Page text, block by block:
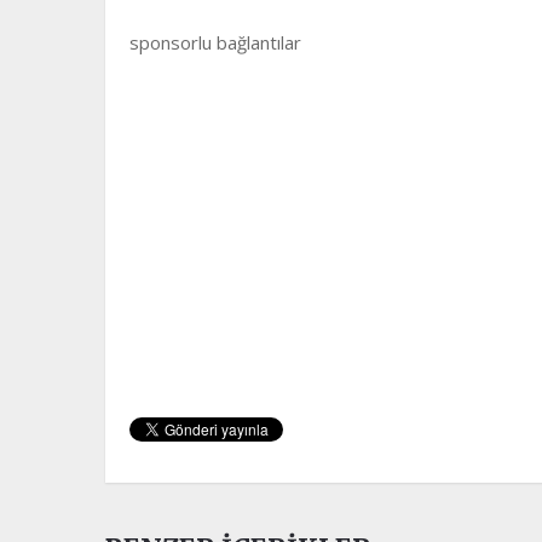
sponsorlu bağlantılar